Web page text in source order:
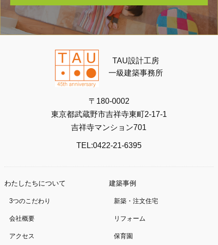
TAU設計工房
一級建築事務所
〒180-0002
東京都武蔵野市吉祥寺東町2-17-1
吉祥寺マンション701
TEL:0422-21-6395
わたしたちについて
3つのこだわり
会社概要
アクセス
建築事例
新築・注文住宅
リフォーム
保育園